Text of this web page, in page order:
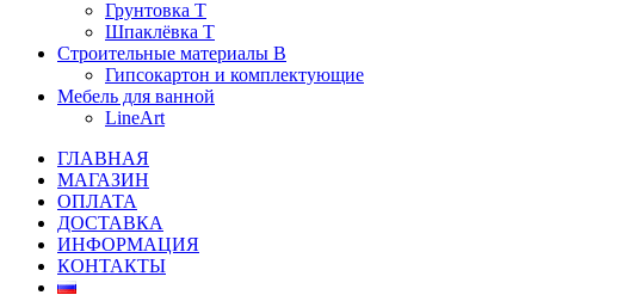
Грунтовка T
Шпаклёвка T
Строительные материалы В
Гипсокартон и комплектующие
Мебель для ванной
LineArt
ГЛАВНАЯ
МАГАЗИН
ОПЛАТА
ДОСТАВКА
ИНФОРМАЦИЯ
КОНТАКТЫ